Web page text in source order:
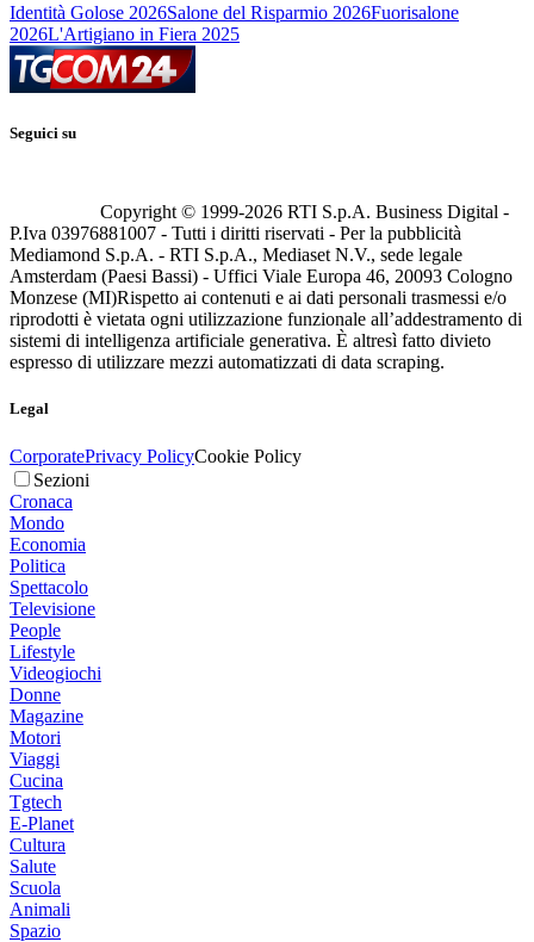
Identità Golose 2026Salone del Risparmio 2026Fuorisalone
2026L'Artigiano in Fiera 2025
Seguici su
Copyright © 1999-2026 RTI S.p.A. Business Digital -
P.Iva 03976881007 - Tutti i diritti riservati - Per la pubblicità
Mediamond S.p.A. - RTI S.p.A., Mediaset N.V., sede legale
Amsterdam (Paesi Bassi) - Uffici Viale Europa 46, 20093 Cologno
Monzese (MI)Rispetto ai contenuti e ai dati personali trasmessi e/o
riprodotti è vietata ogni utilizzazione funzionale all’addestramento di
sistemi di intelligenza artificiale generativa. È altresì fatto divieto
espresso di utilizzare mezzi automatizzati di data scraping.
Legal
CorporatePrivacy PolicyCookie Policy
Sezioni
Cronaca
Mondo
Economia
Politica
Spettacolo
Televisione
People
Lifestyle
Videogiochi
Donne
Magazine
Motori
Viaggi
Cucina
Tgtech
E-Planet
Cultura
Salute
Scuola
Animali
Spazio